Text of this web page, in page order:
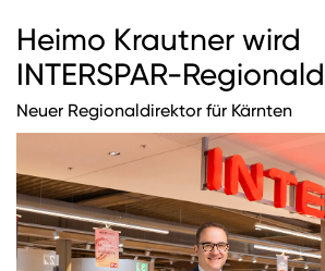
Tirol
Salzburg
Oberösterreich
Wien
Burgenland
Steiermark
Heimo Krautner wird
INTERSPAR-
Neuer Regionaldirektor für Kärnten